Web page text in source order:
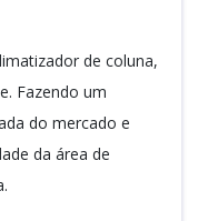
de coluna,
Fazendo um
do mercado e
da área de